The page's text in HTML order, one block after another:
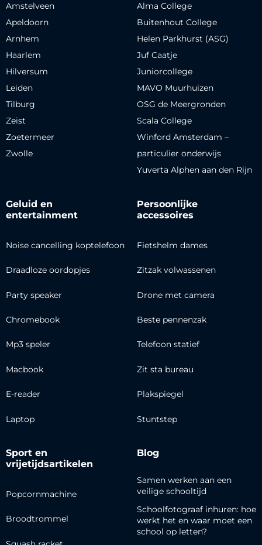
Amstelveen
Apeldoorn
Arnhem
Haarlem
Hilversum
Leiden
Tilburg
Zeist
Zoetermeer
Zwolle
Alma College
Buitenhout College
Helen Parkhurst (ASG)
Juf Caatje
Juniorcollege
MAVO Muurhuizen
OSG de Meergronden
Scala College
Winford Amsterdam –
particulier onderwijs
Yuverta Alphen aan den Rijn
Geluid en
entertainment
Noise cancelling koptelefoon
Draadloze oordopjes
Party speaker
Chromebook
Mp3 speler
Macbook
E-reader
Laptop
Persoonlijke
accessoires
Fietshelm dames
Zitzak volwassenen
Drone met camera
Beste pennenzak
Telefoon statief
Zit sta bureau
Plakspiegel
Stuntstep
Sport en
vrijetijdsartikelen
Popcornmachine
Broodtrommel
Blog
Samen werken aan een
veilige schooltijd
Schoolfotograaf inhuren: hoe
werkt het en waar moet een
school op letten?